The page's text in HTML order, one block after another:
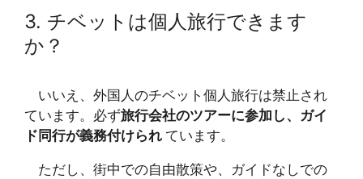
3. チベットは個人旅行できます
か？
いいえ、外国人のチベット個人旅行は禁止され
ています。必ず旅行会社のツアーに参加し、ガイ
ド同行が義務付けられ ています。
ただし、街中での自由散策や、ガイドなしでの